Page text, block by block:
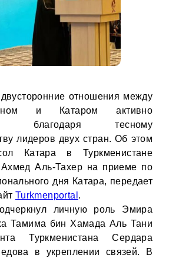
отношения между
и Катаром активно
благодаря тесному
лидеров двух стран. Об этом
Катара в Туркменистане
Аль-Тахер на приеме по
дня Катара, передает
Turkmenportal .
личную роль Эмира
Тамима бин Хамада Аль Тани
Туркменистана Сердара
в укреплении связей. В